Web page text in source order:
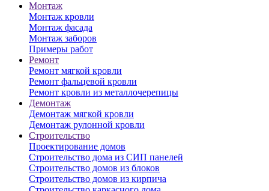
Монтаж
Монтаж кровли
Монтаж фасада
Монтаж заборов
Примеры работ
Ремонт
Ремонт мягкой кровли
Ремонт фальцевой кровли
Ремонт кровли из металлочерепицы
Демонтаж
Демонтаж мягкой кровли
Демонтаж рулонной кровли
Строительство
Проектирование домов
Строительство дома из СИП панелей
Строительство домов из блоков
Строительство домов из кирпича